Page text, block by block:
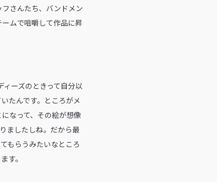
さんたち、バンドメン
ムで咀嚼して作品に昇
ーズのときって自分以
たんです。ところがメ
なって、その絵が想像
ましたしね。だから最
もらうみたいなところ
す。